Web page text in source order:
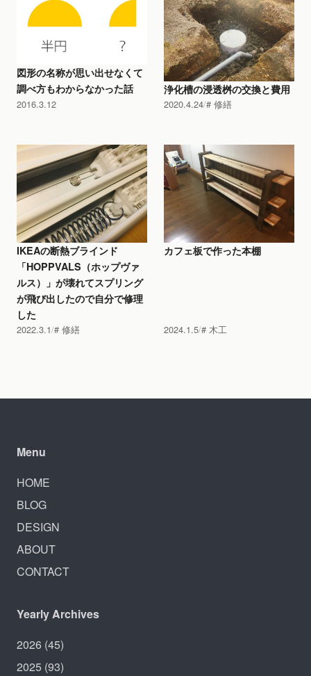
図形の名称が思い出せなくて
調べ方もわからなかった話
2016.3.12
浄化槽の浸透桝の交換と費用
2020.4.24 修繕
IKEAの断熱ブラインド
「HOPPVALS（ホップヴァ
ルス）」が壊れてスプリング
が飛び出したので自分で修理
した
2022.3.1 修繕
カフェ板で作った本棚
2024.1.5 木工
Menu
HOME
BLOG
DESIGN
ABOUT
CONTACT
Yearly Archives
2026 (45)
2025 (93)